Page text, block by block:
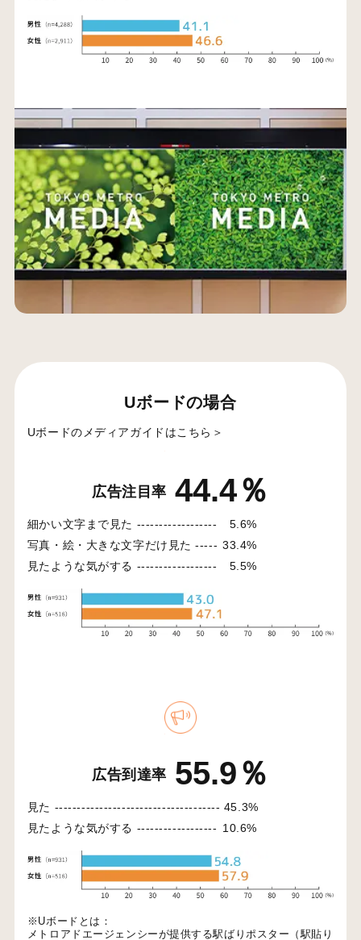
Uボードの場合
Uボードのメディアガイドはこちら＞
広告注目率 44.4％
細かい文字まで見た ------------------
5.6%
写真・絵・大きな文字だけ見た ----- 33.4%
見たような気がする ------------------
5.5%
広告到達率 55.9％
見た ------------------------------------- 45.3%
見たような気がする ------------------ 10.6%
※Uボードとは：
メトロアドエージェンシーが提供する駅ばりポスター（駅貼り